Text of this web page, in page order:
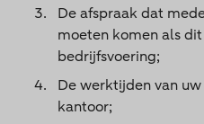
De afspraak dat
moeten komen als
bedrijfsvoering;
De werktijden van
kantoor;